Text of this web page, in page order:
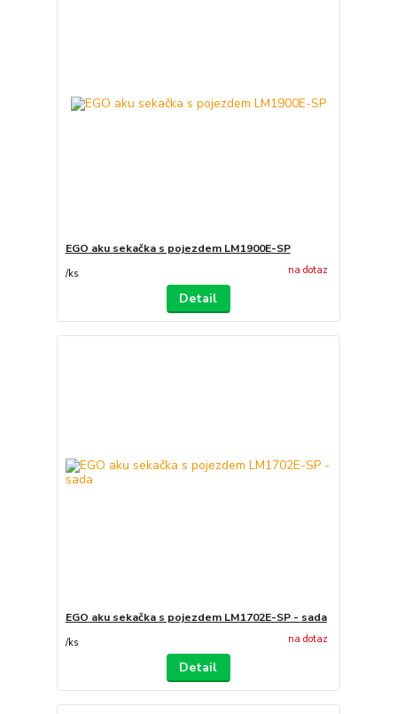
EGO aku sekačka s pojezdem LM1900E-SP
/ks na dotaz
Detail
EGO aku sekačka s pojezdem LM1702E-SP - sada
/ks na dotaz
Detail